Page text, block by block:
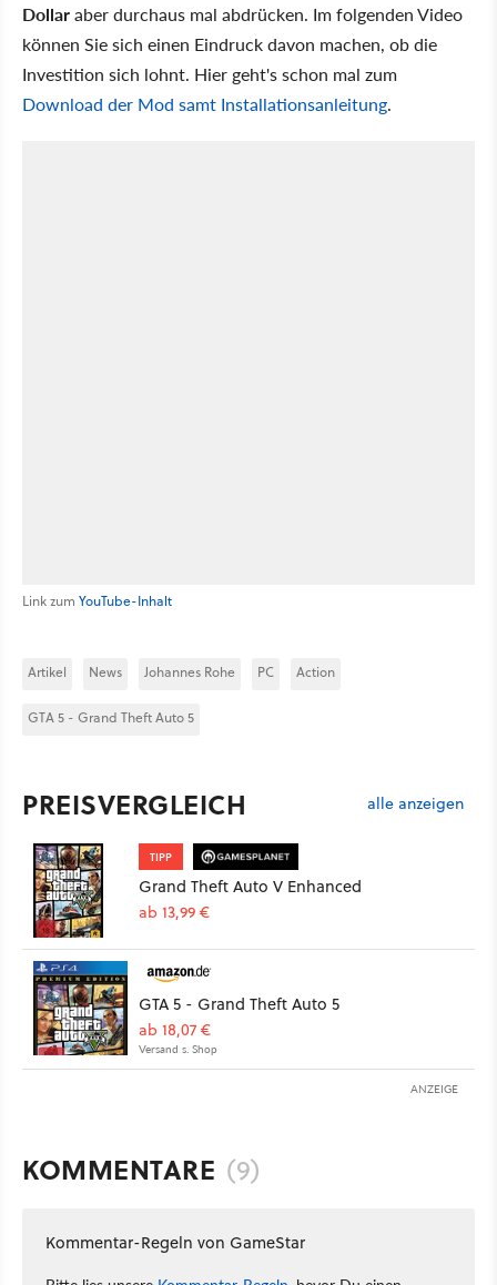
Dollaraber durchaus mal abdrücken. Im folgenden Video
können Sie sich einen Eindruck davon machen, ob die
Investition sich lohnt. Hier geht's schon mal zum
Download der Mod samt Installationsanleitung.
Link zum YouTube-Inhalt
Artikel News Johannes Rohe PC Action
GTA 5 - Grand Theft Auto 5
PREISVERGLEICH alle anzeigen
TIPP
Grand Theft Auto V Enhanced
ab 13,99 €
GTA 5 - Grand Theft Auto 5
ab 18,07 €
Versand s. Shop
ANZEIGE
KOMMENTARE (9)
Kommentar-Regeln von GameStar